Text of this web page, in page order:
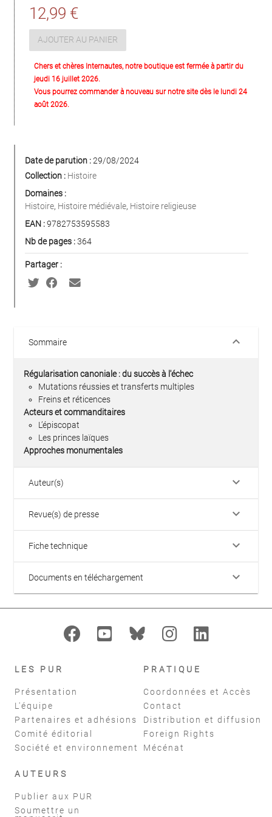
12,99 €
AJOUTER AU PANIER
Chers et chères Internautes, notre boutique est fermée à partir du
jeudi 16 juillet 2026.
Vous pourrez commander à nouveau sur notre site dès le lundi 24
août 2026.
Date de parution :29/08/2024
Collection : Histoire
Domaines :
Histoire, Histoire médiévale, Histoire religieuse
EAN :9782753595583
Nb de pages :364
Partager :
Sommaire keyboard_arrow_down
Régularisation canoniale : du succès à l'échec
Mutations réussies et transferts multiples
Freins et réticences
Acteurs et commanditaires
L’épiscopat
Les princes laïques
Approches monumentales
Auteur(s) keyboard_arrow_down
Revue(s) de presse keyboard_arrow_down
Fiche technique keyboard_arrow_down
Documents en téléchargement keyboard_arrow_down
LES PUR
Présentation
L'équipe
Partenaires et adhésions
Comité éditorial
Société et environnement
PRATIQUE
Coordonnées et Accès
Contact
Distribution et diffusion
Foreign Rights
Mécénat
AUTEURS
Publier aux PUR
Soumettre un